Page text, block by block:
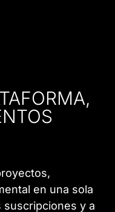
en una sola
y a